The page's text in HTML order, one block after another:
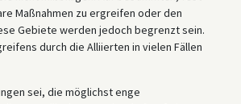
Maßnahmen zu ergreifen oder den
Gebiete werden jedoch begrenzt sein.
durch die Alliierten in vielen Fällen
sei, die möglichst enge